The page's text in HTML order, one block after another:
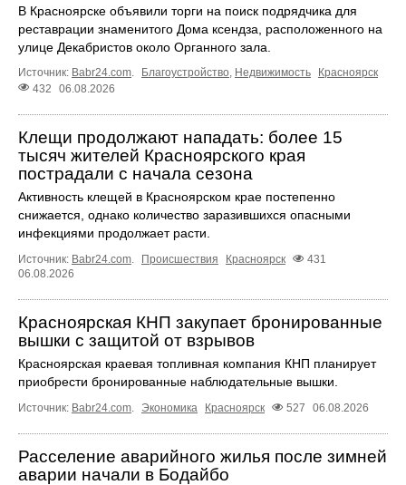
В Красноярске объявили торги на поиск подрядчика для
реставрации знаменитого Дома ксендза, расположенного на
улице Декабристов около Органного зала.
Источник: Babr24.com. Благоустройство, Недвижимость
Красноярск
432
06.08.2026
Клещи продолжают нападать: более 15
тысяч жителей Красноярского края
пострадали с начала сезона
Активность клещей в Красноярском крае постепенно
снижается, однако количество заразившихся опасными
инфекциями продолжает расти.
Источник: Babr24.com Происшествия Красноярск
431
06.08.2026
Красноярская КНП закупает бронированные
вышки с защитой от взрывов
Красноярская краевая топливная компания КНП планирует
приобрести бронированные наблюдательные вышки.
Источник: Babr24.com Экономика Красноярск 527 06.08.2026
Расселение аварийного жилья после зимней
аварии начали в Бодайбо